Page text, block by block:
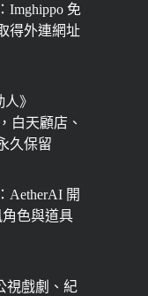
Imghippo 免
得外連網址
》
白天顧店、
久保留
AetherAI 開
色與道具
視戲劇、紀